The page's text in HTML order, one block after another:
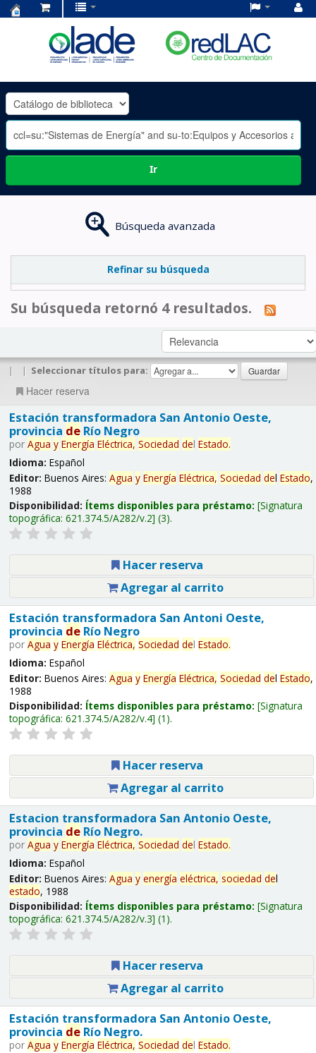
OLADE
-
Ir
Búsqueda avanzada
Refinar su búsqueda
Su búsqueda retornó 4 resultados.
| | Seleccionar títulos para:
Hacer reserva
Estación transformadora San Antonio Oeste,
provincia deRío Negro
por Agua y Energía Eléctrica, Sociedad del Estado.
Idioma: Español
Editor: Buenos Aires: Agua y Energía Eléctrica, Sociedad del Estado,
1988
Disponibilidad: Ítems disponibles para préstamo: Signatura
topográfica: 621.374.5/A282/v.2 (3).
Hacer reserva
Agregar al carrito
Estación transformadora San Antoni Oeste,
provincia deRío Negro
por Agua y Energía Eléctrica, Sociedad del Estado.
Idioma: Español
Editor: Buenos Aires: Agua y Energía Eléctrica, Sociedad del Estado,
1988
Disponibilidad: Ítems disponibles para préstamo: Signatura
topográfica: 621.374.5/A282/v.4 (1).
Hacer reserva
Agregar al carrito
Estacion transformadora San Antonio Oeste,
provincia deRío Negro.
por Agua y Energía Eléctrica, Sociedad del Estado.
Idioma: Español
Editor: Buenos Aires: Agua y energía eléctrica, sociedad del
estado, 1988
Disponibilidad: Ítems disponibles para préstamo: Signatura
topográfica: 621.374.5/A282/v.3 (1).
Hacer reserva
Agregar al carrito
Estación transformadora San Antonio Oeste,
provincia deRío Negro.
por Agua y Energía Eléctrica, Sociedad del Estado.